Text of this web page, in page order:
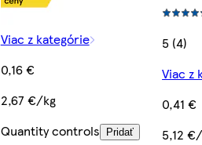
Viac z kategórie
0,16 €
2,67 €/kg
Quantity controls
Pridať
5 (4)
Viac z
0,41 €
5,12